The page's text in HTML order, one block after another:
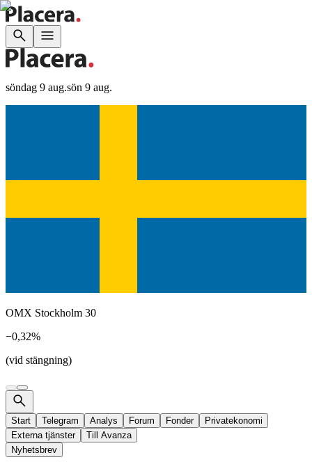
söndag 9 aug.sön 9 aug.
OMX Stockholm 30
−0,32%
(vid stängning)
Start Telegram Analys Forum Fonder
Privatekonomi
Externa tjänster
Till Avanza
Nyhetsbrev